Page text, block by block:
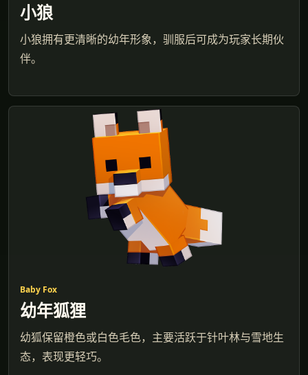
小狼
小狼拥有更清晰的幼年形象，驯服后可成为玩家长期伙
伴。
Baby Fox
幼年狐狸
幼狐保留橙色或白色毛色，主要活跃于针叶林与雪地生
态，表现更轻巧。